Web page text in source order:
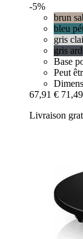
-5%
brun
bleu
gris
gris
Base
Peut
67,91 €
Livraison